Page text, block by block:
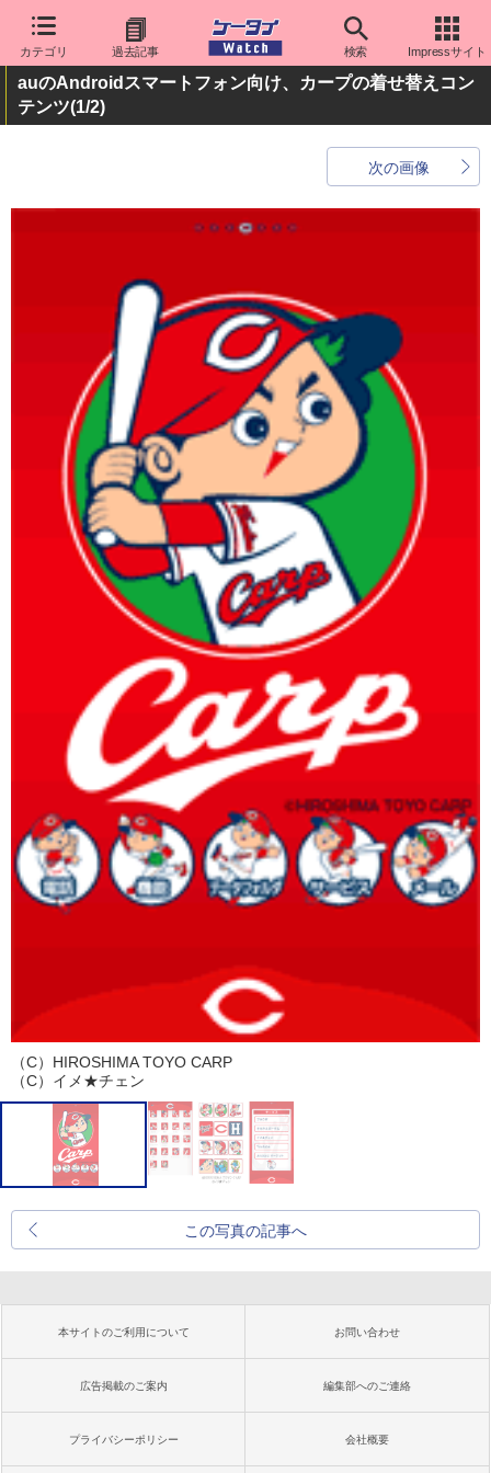
カテゴリ 過去記事 検索 Impressサイト
auのAndroidスマートフォン向け、カープの着せ替えコン
テンツ(1/2)
次の画像
（C）HIROSHIMA TOYO CARP
（C）イメ★チェン
この写真の記事へ
本サイトのご利用について お問い合わせ
広告掲載のご案内 編集部へのご連絡
プライバシーポリシー 会社概要